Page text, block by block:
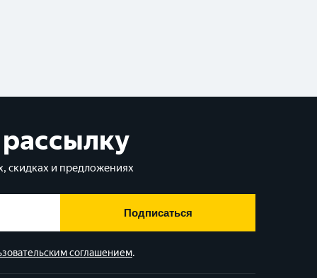
скидках и предложениях
Подписаться
соглашением.